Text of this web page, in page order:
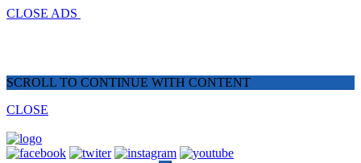
CLOSE ADS
SCROLL TO CONTINUE WITH CONTENT
CLOSE